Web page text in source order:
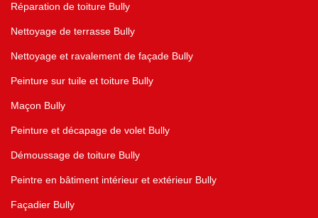
Réparation de toiture Bully
Nettoyage de terrasse Bully
Nettoyage et ravalement de façade Bully
Peinture sur tuile et toiture Bully
Maçon Bully
Peinture et décapage de volet Bully
Démoussage de toiture Bully
Peintre en bâtiment intérieur et extérieur Bully
Façadier Bully